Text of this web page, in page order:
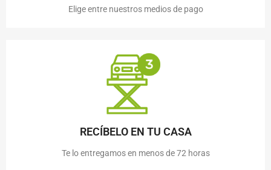
Elige entre nuestros medios de pago
RECÍBELO EN TU CASA
Te lo entregamos en menos de 72 horas